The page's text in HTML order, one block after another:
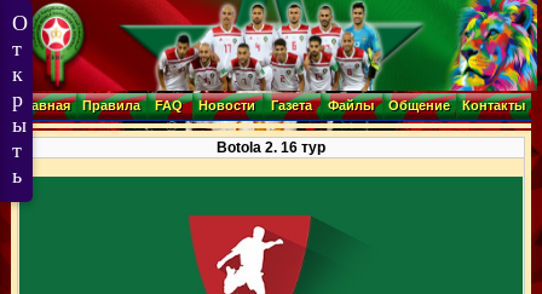
Главная Правила FAQ Новости Газета Файлы Общение Контакты
Botola 2. 16 тур